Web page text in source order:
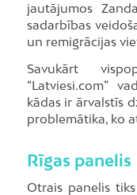
jautājumos
sadarbības
un remigrācijas
Savukārt
“Latviesi.com”
kādas ir ārvalstīs
problemātika, ko
Rīgas panelis
Otrais panelis